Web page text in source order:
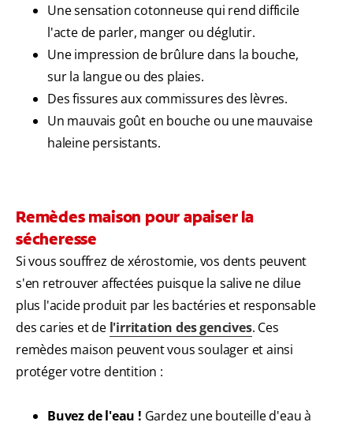
Une sensation cotonneuse qui rend difficile
l'acte de parler, manger ou déglutir.
Une impression de brûlure dans la bouche,
sur la langue ou des plaies.
Des fissures aux commissures des lèvres.
Un mauvais goût en bouche ou une mauvaise
haleine persistants.
Remèdes maison pour apaiser la
sécheresse
Si vous souffrez de xérostomie, vos dents peuvent
s'en retrouver affectées puisque la salive ne dilue
plus l'acide produit par les bactéries et responsable
des caries et de l'irritation des gencives. Ces
remèdes maison peuvent vous soulager et ainsi
protéger votre dentition :
Buvez de l'eau ! Gardez une bouteille d'eau à